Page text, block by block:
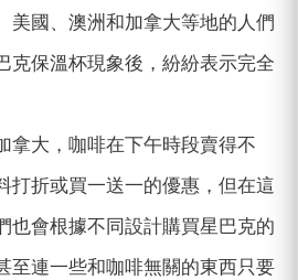
美國、澳洲和加拿大等地的人們
克保溫杯現象後，紛紛表示完全
拿大，咖啡在下午時段賣得不
打折或買一送一的優惠，但在這
也會根據不同設計購買星巴克的
至連一些和咖啡無關的東西只要